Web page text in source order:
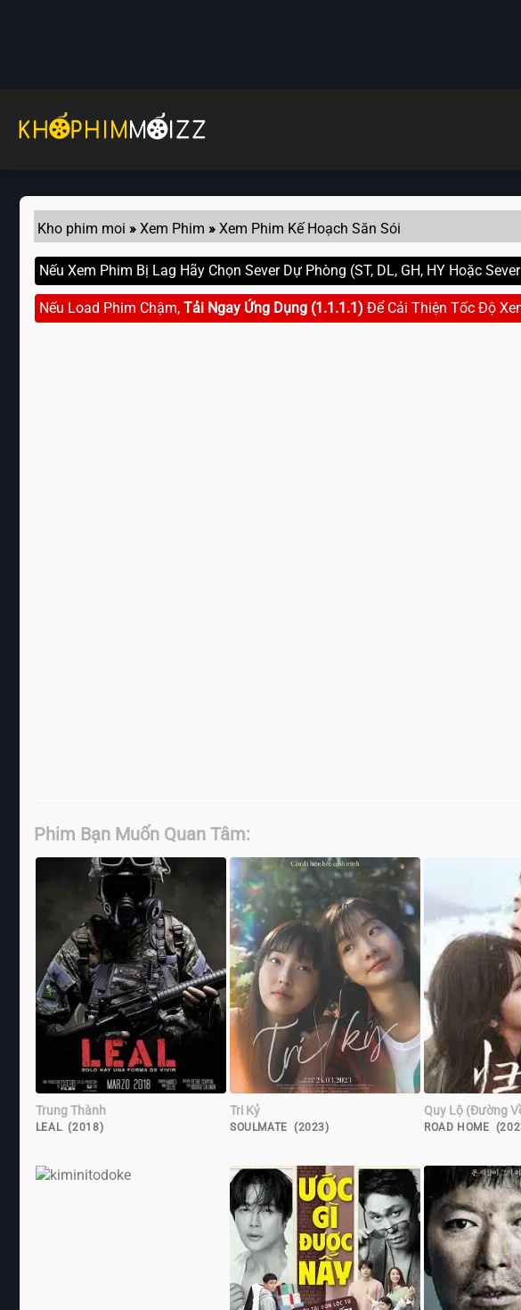
Kho phim moi » Xem Phim » Xem Phim Kế Hoạch Săn Sói
Nếu Xem Phim Bị Lag Hãy Chọn Sever Dự Phòng (ST, DL, GH, HY Hoặc
Nếu Load Phim Chậm, Tải Ngay Ứng Dụng (1.1.1.1) Để Cải Thiện Tốc Độ
Phim Bạn Muốn Quan Tâm:
Trung Thành
LEAL (2018)
Tri Kỷ
SOULMATE (2023)
Quy Lộ (Đường
ROAD HOME